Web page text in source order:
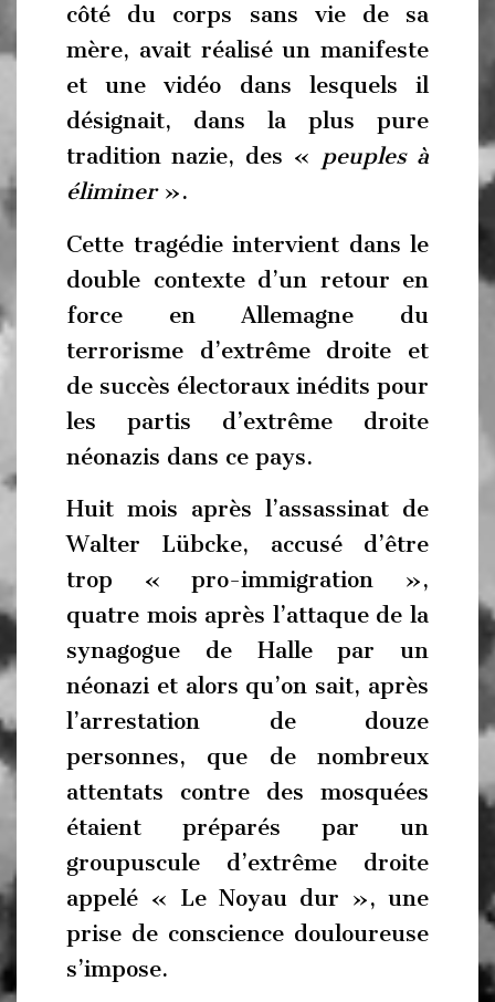
côté du corps sans vie de sa
mère, avait réalisé un manifeste
et une vidéo dans lesquels il
désignait, dans la plus pure
tradition nazie, des « peuples à
éliminer».
Cette tragédie intervient dans le
double contexte d’un retour en
force en Allemagne du
terrorisme d’extrême droite et
de succès électoraux inédits pour
les partis d’extrême droite
néonazis dans ce pays.
Huit mois après l’assassinat de
Walter Lübcke, accusé d’être
trop « pro-immigration »,
quatre mois après l’attaque de la
synagogue de Halle par un
néonazi et alors qu’on sait, après
l’arrestation de douze
personnes, que de nombreux
attentats contre des mosquées
étaient préparés par un
groupuscule d’extrême droite
appelé « Le Noyau dur », une
prise de conscience douloureuse
s’impose.